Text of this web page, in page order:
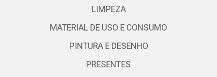
LIMPEZA
MATERIAL DE USO E CONSUMO
PINTURA E DESENHO
PRESENTES